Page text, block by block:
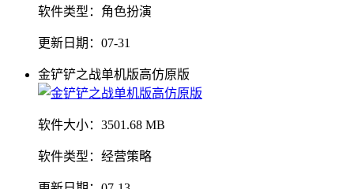
软件类型： 角色扮演
更新日期： 07-31
金铲铲之战单机版高仿原版
软件大小： 3501.68 MB
软件类型： 经营策略